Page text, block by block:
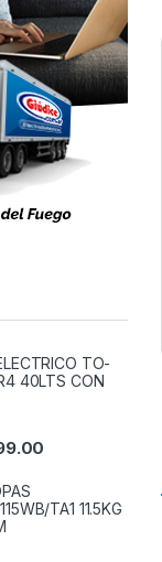
TO-
40LTS CON
TA1 11.5KG